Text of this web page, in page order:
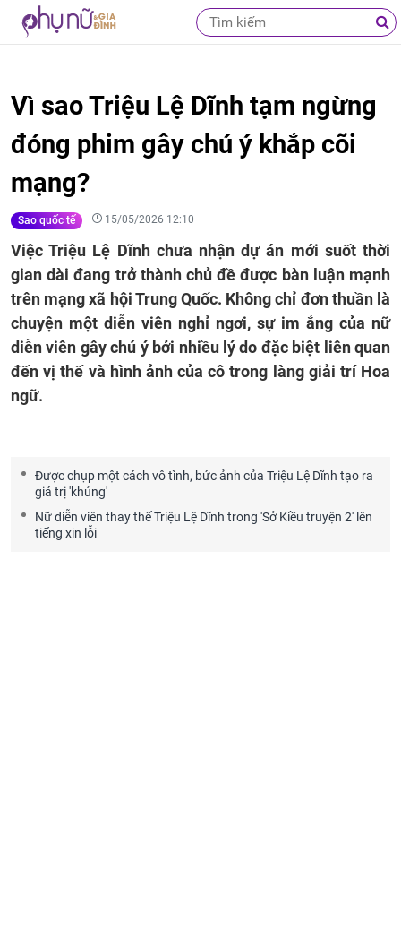
Vì sao Triệu Lệ Dĩnh tạm ngừng
đóng phim gây chú ý khắp cõi
mạng?
Sao quốc tế 15/05/2026 12:10
Việc Triệu Lệ Dĩnh chưa nhận dự án mới suốt thời
gian dài đang trở thành chủ đề được bàn luận mạnh
trên mạng xã hội Trung Quốc. Không chỉ đơn thuần là
chuyện một diễn viên nghỉ ngơi, sự im ắng của nữ
diễn viên gây chú ý bởi nhiều lý do đặc biệt liên quan
đến vị thế và hình ảnh của cô trong làng giải trí Hoa
ngữ.
Được chụp một cách vô tình, bức ảnh của Triệu Lệ Dĩnh tạo ra
giá trị 'khủng'
Nữ diễn viên thay thế Triệu Lệ Dĩnh trong 'Sở Kiều truyện 2' lên
tiếng xin lỗi